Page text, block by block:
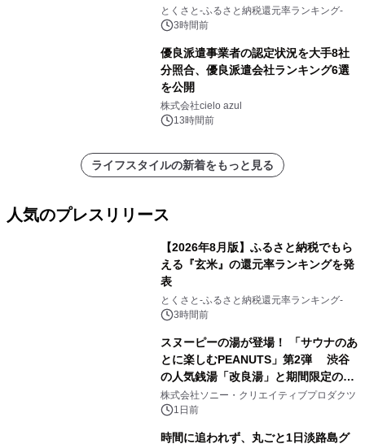
とくさと-ふるさと納税還元率ランキング-
3時間前
優良派遣事業者の認定状況を大手8社
分照合、優良派遣会社ランキング6選
を公開
株式会社cielo azul
13時間前
ライフスタイルの新着をもっと見る
人気のプレスリリース
【2026年8月版】ふるさと納税でもら
える『玄米』の還元率ランキングを発
表
とくさと-ふるさと納税還元率ランキング-
3時間前
スヌーピーの湯が登場！ 「サウナのあ
とに楽しむPEANUTS」第2弾 渋谷
の人気銭湯「改良湯」と期間限定のコ
ラボレーション サウナイキタイコラ
ボグッズも発売決定！
株式会社ソニー・クリエイティブプロダクツ
1日前
時間に追われず、丸ごと1日淡路島グ